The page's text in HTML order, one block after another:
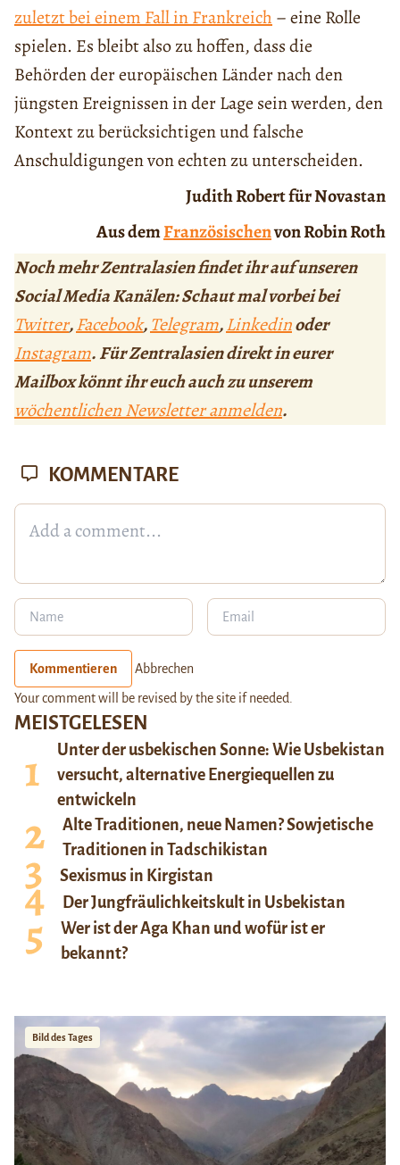
zuletzt bei einem Fall in Frankreich – eine Rolle
spielen. Es bleibt also zu hoffen, dass die
Behörden der europäischen Länder nach den
jüngsten Ereignissen in der Lage sein werden, den
Kontext zu berücksichtigen und falsche
Anschuldigungen von echten zu unterscheiden.
Judith Robert für Novastan
Aus demFranzösischenvon Robin Roth
Noch mehr Zentralasien findet ihr auf unseren
Social Media Kanälen: Schaut mal vorbei bei
Twitter,Facebook,Telegram,Linkedinoder
Instagram. Für Zentralasien direkt in eurer
Mailbox könnt ihr euch auch zu unserem
wöchentlichen Newsletter anmelden.
MEISTGELESEN
Unter der usbekischen Sonne: Wie Usbekistan
versucht, alternative Energiequellen zu
entwickeln
Alte Traditionen, neue Namen? Sowjetische
Traditionen in Tadschikistan
Sexismus in Kirgistan
Der Jungfräulichkeitskult in Usbekistan
Wer ist der Aga Khan und wofür ist er
bekannt?
Bild des Tages
KOMMENTARE
Kommentieren Abbrechen
Your comment will be revised by the site if needed.